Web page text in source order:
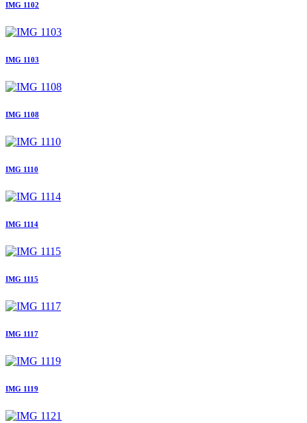
IMG 1102
IMG 1103
IMG 1108
IMG 1110
IMG 1114
IMG 1115
IMG 1117
IMG 1119